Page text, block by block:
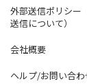
・旅行・長距
スマホの電波
外でも家でも
外部送信ポリシー
送信について）
会社概要
ヘルプ/お問い合わ